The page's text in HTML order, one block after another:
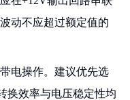
动不应超过额定值的
电操作。建议优先选
换效率与电压稳定性均